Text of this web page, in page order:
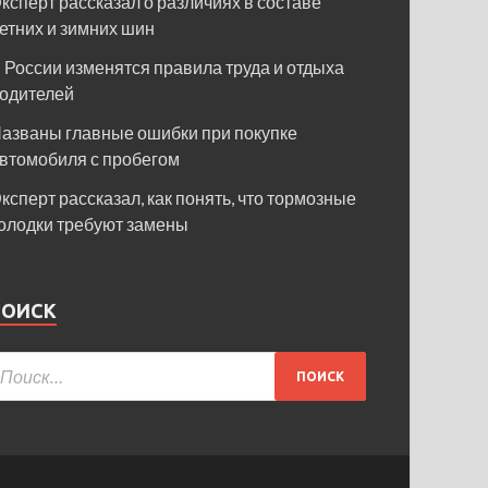
и зимних шин
России изменятся правила труда и отдыха
главные ошибки при покупке
с пробегом
рассказал, как понять, что тормозные
требуют замены